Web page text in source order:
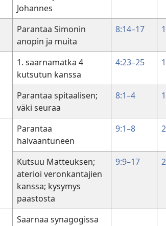
Johannes
Parantaa Simonin
anopin ja muita
8:14–17
1. saarnamatka 4
kutsutun kanssa
4:23–25
Parantaa spitaalisen;
väki seuraa
8:1–4
Parantaa
halvaantuneen
9:1–8
Kutsuu Matteuksen;
aterioi veronkantajien
kanssa; kysymys
paastosta
9:9–17
Saarnaa synagogissa